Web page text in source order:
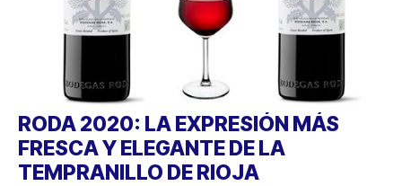
RODA 2020: LA EXPRESIÓN MÁS
FRESCA Y ELEGANTE DE LA
TEMPRANILLO DE RIOJA